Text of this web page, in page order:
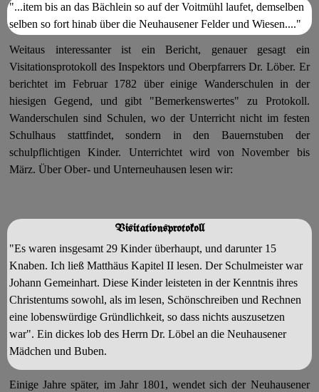
"...item bis an das Bächlein so auf der Voitmühl laufet, demselben
selben so fort hinab über die Neuhausener Felder und Wiesen...."
Weitaus interessanter ist ein Bericht, genauer gesagt ein
Visitationsprotokoll des Inspektors und Oberpfarrers Dr. Löber. Er
berichtet im Februar 1782 über einige Wanderschulen in der
hiesigen Gegend, und gibt "Bemerkenswertes" zu Protokoll.
Wanderschulen sind Schulen, wo der Unterricht nicht im festen
Schulhaus stattfindet, sondern in den Bauernstuben der
schulpflichtigen Kinder. Unterrichtet wird von November bis
März. Über Ober- und Unterneuhausen lesen wir:
Visitationsprotokoll
"Es waren insgesamt 29 Kinder überhaupt, und darunter 15
Knaben. Ich ließ Matthäus Kapitel II lesen. Der Schulmeister war
Johann Gemeinhart. Diese Kinder leisteten in der Kenntnis ihres
Christentums sowohl, als im lesen, Schönschreiben und Rechnen
eine lobenswürdige Gründlichkeit, so dass nichts auszusetzen
war". Ein dickes lob des Herrn Dr. Löbel an die Neuhausener
Mädchen und Buben.
Einige Jahre später, im Jahr 1801, wendet sich der Neuhausener